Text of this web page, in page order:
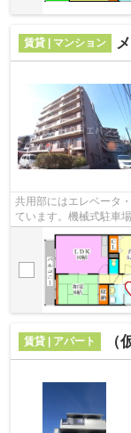
賃貸 | マンション
共用部にはエレベータ
ています。機械式駐車
は、とても魅力的です
賃貸 | アパート （